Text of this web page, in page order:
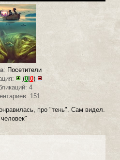
: Посетители
(0|0)
4
151
про "тень". Сам видел.